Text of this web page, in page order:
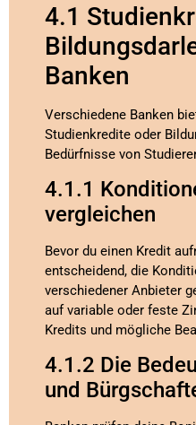
4.1
Banken
Verschiedene Banken
Studienkredite oder
Bedürfnisse von
4.1.1
vergleichen
Bevor du einen Kredit
entscheidend, die
verschiedener Anbieter
auf variable oder feste
Kredits und mögliche
4.1.2 Die
und